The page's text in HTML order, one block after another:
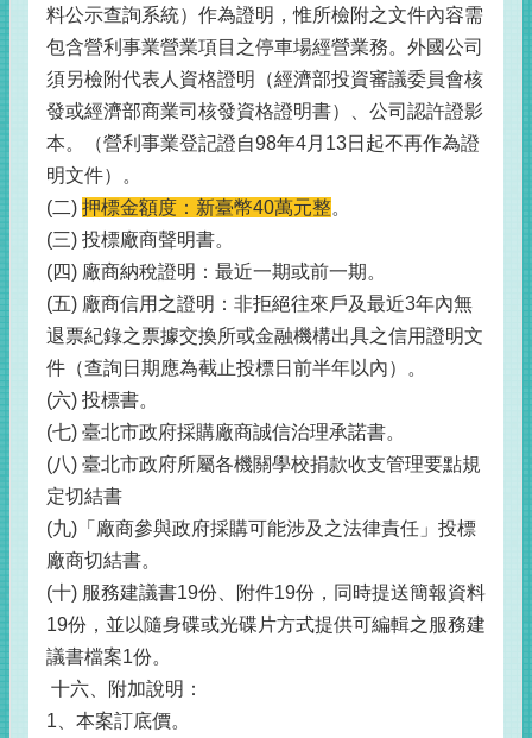
料公示查詢系統）作為證明，惟所檢附之文件內容需
包含營利事業營業項目之停車場經營業務。外國公司
須另檢附代表人資格證明（經濟部投資審議委員會核
發或經濟部商業司核發資格證明書）、公司認許證影
本。（營利事業登記證自98年4月13日起不再作為證
明文件）。
(二) 押標金額度：新臺幣40萬元整。
(三) 投標廠商聲明書。
(四) 廠商納稅證明：最近一期或前一期。
(五) 廠商信用之證明：非拒絕往來戶及最近3年內無
退票紀錄之票據交換所或金融機構出具之信用證明文
件（查詢日期應為截止投標日前半年以內）。
(六) 投標書。
(七) 臺北市政府採購廠商誠信治理承諾書。
(八) 臺北市政府所屬各機關學校捐款收支管理要點規
定切結書
(九)「廠商參與政府採購可能涉及之法律責任」投標
廠商切結書。
(十) 服務建議書19份、附件19份，同時提送簡報資料
19份，並以隨身碟或光碟片方式提供可編輯之服務建
議書檔案1份。
十六、附加說明：
1、本案訂底價。